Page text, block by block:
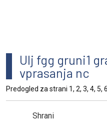
Ulj fgg gruni1
vprasanja nc
Predogled za strani 1, 2, 3, 4, 5,
Shrani